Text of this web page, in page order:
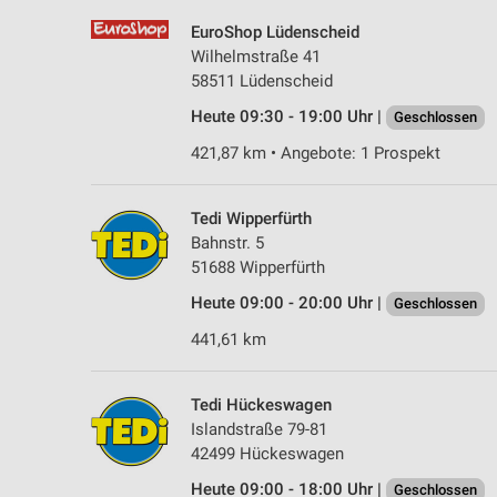
EuroShop Lüdenscheid
Wilhelmstraße 41
58511 Lüdenscheid
Heute 09:30 - 19:00 Uhr |
Geschlossen
421,87 km • Angebote: 1 Prospekt
Tedi Wipperfürth
Bahnstr. 5
51688 Wipperfürth
Heute 09:00 - 20:00 Uhr |
Geschlossen
441,61 km
Tedi Hückeswagen
Islandstraße 79-81
42499 Hückeswagen
Heute 09:00 - 18:00 Uhr |
Geschlossen